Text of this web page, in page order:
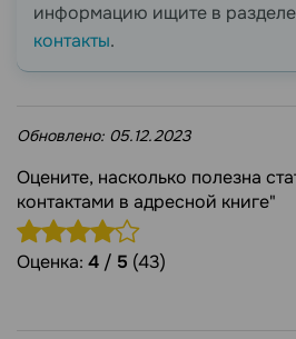
информацию ищите в разделе
контакты.
Обновлено: 05.12.2023
Оцените, насколько полезна
контактами в адресной книге"
Оценка: 4 / 5 (43)